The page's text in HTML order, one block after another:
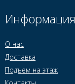
Информация
О нас
Доставка
Подъем на этаж